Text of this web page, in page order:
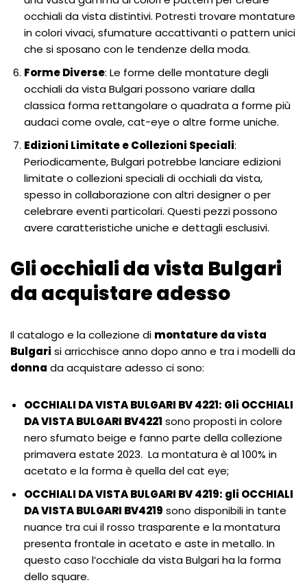
occhiali da vista distintivi. Potresti trovare montature
in colori vivaci, sfumature accattivanti o pattern unici
che si sposano con le tendenze della moda.
Forme Diverse: Le forme delle montature degli
occhiali da vista Bulgari possono variare dalla
classica forma rettangolare o quadrata a forme più
audaci come ovale, cat-eye o altre forme uniche.
Edizioni Limitate e Collezioni Speciali:
Periodicamente, Bulgari potrebbe lanciare edizioni
limitate o collezioni speciali di occhiali da vista,
spesso in collaborazione con altri designer o per
celebrare eventi particolari. Questi pezzi possono
avere caratteristiche uniche e dettagli esclusivi.
Gli occhiali da vista Bulgari
da acquistare adesso
Il catalogo e la collezione di montature da vista
Bulgari si arricchisce anno dopo anno e tra i modelli da
donna da acquistare adesso ci sono:
OCCHIALI DA VISTA BULGARI BV 4221: Gli OCCHIALI
DA VISTA BULGARI BV4221 sono proposti in colore
nero sfumato beige e fanno parte della collezione
primavera estate 2023. La montatura è al 100% in
acetato e la forma è quella del cat eye;
OCCHIALI DA VISTA BULGARI BV 4219: gli OCCHIALI
DA VISTA BULGARI BV4219 sono disponibili in tante
nuance tra cui il rosso trasparente e la montatura
presenta frontale in acetato e aste in metallo. In
questo caso l’occhiale da vista Bulgari ha la forma
dello square.